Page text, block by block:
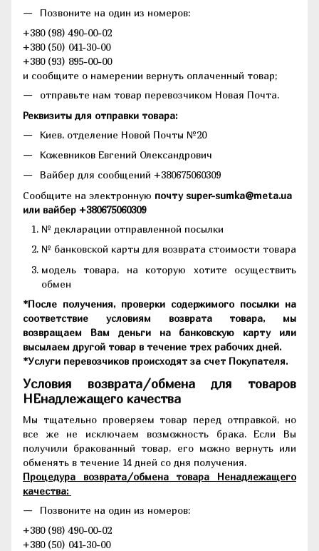
Позвоните на один из номеров:
+380 (98) 490-00-02
+380 (50) 041-30-00
+380 (93) 895-00-00
и сообщите о намерении вернуть оплаченный товар;
отправьте нам товар перевозчиком Новая Почта.
Реквизиты для отправки товара:
Киев, отделение Новой Почты №20
Кожевников Евгений Олександрович
Вайбер для сообщений +380675060309
Сообщите на электронную почту super-sumka@meta.ua
или вайбер +380675060309
№ декларации отправленной посылки
№ банковской карты для возврата стоимости товара
модель товара, на которую хотите осуществить
обмен
*После получения, проверки содержимого посылки на
соответствие условиям возврата товара, мы
возвращаем Вам деньги на банковскую карту или
высылаем другой товар в течение трех рабочих дней.
*Услуги перевозчиков происходят за счет Покупателя.
Условия возврата/обмена для товаров
НЕнадлежащего качества
Мы тщательно проверяем товар перед отправкой, но
все же не исключаем возможность брака. Если Вы
получили бракованный товар, его можно вернуть или
обменять в течение 14 дней со дня получения.
Процедура возврата/обмена товара Ненадлежащего
качества:
Позвоните на один из номеров:
+380 (98) 490-00-02
+380 (50) 041-30-00